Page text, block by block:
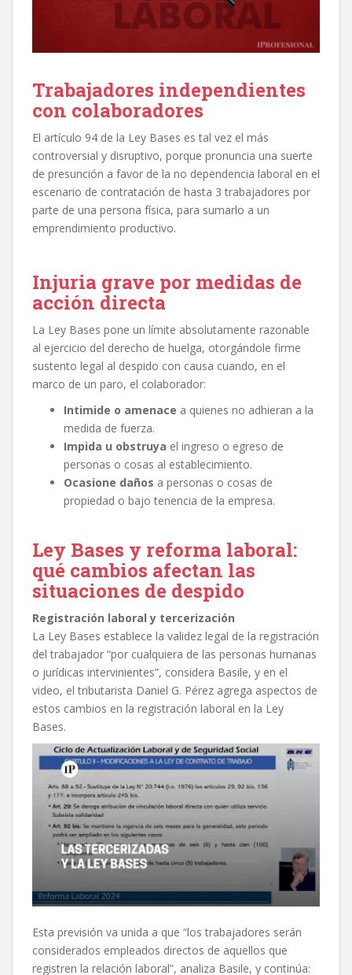
Trabajadores independientes
con colaboradores
El artículo 94 de la Ley Bases es tal vez el más
controversial y disruptivo, porque pronuncia una suerte
de presunción a favor de la no dependencia laboral en el
escenario de contratación de hasta 3 trabajadores por
parte de una persona física, para sumarlo a un
emprendimiento productivo.
Injuria grave por medidas de
acción directa
La Ley Bases pone un límite absolutamente razonable
al ejercicio del derecho de huelga, otorgándole firme
sustento legal al despido con causa cuando, en el
marco de un paro, el colaborador:
Intimide o amenace a quienes no adhieran a la
medida de fuerza.
Impida u obstruya el ingreso o egreso de
personas o cosas al establecimiento.
Ocasione daños a personas o cosas de
propiedad o bajo tenencia de la empresa.
Ley Bases y reforma laboral:
qué cambios afectan las
situaciones de despido
Registración laboral y tercerización
La Ley Bases establece la validez legal de la registración
del trabajador “por cualquiera de las personas humanas
o jurídicas intervinientes”, considera Basile, y en el
video, el tributarista Daniel G. Pérez agrega aspectos de
estos cambios en la registración laboral en la Ley
Bases.
Esta previsión va unida a que “los trabajadores serán
considerados empleados directos de aquellos que
registren la relación laboral”, analiza Basile, y continúa: